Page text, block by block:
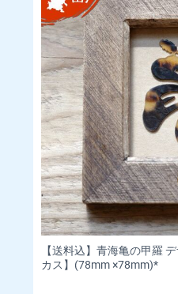
■販売価格
購入手続きの際に画面に表示
示しております。
■販売価格以外でお客様に発生す
当サイトのページの閲覧、コ
ウンロード等に必要となるイ
は、お客様のご負担となります
また、別途送料がかかる商品
送料は商品ごとにより異なり
ご案内いたします。
【送料込】青海亀の甲羅
カス】(78mm ×78mm)*